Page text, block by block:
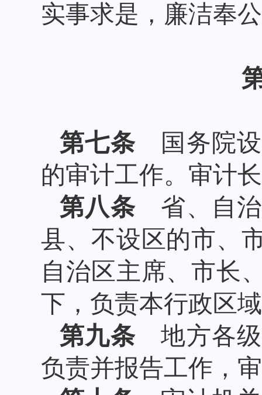
实事求是，廉洁奉
第七条国务院设
的审计工作。审计
第八条省、自治
县、不设区的市、
自治区主席、市长
下，负责本行政区
第九条地方各级
负责并报告工作，